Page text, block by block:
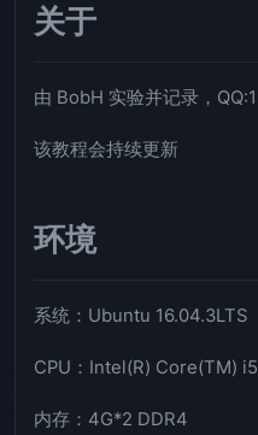
关于
由 BobH 实验并记录，
该教程会持续更新
环境
系统：Ubuntu 16.04.3LTS
CPU：Intel(R) Core(TM)
内存：4G*2 DDR4